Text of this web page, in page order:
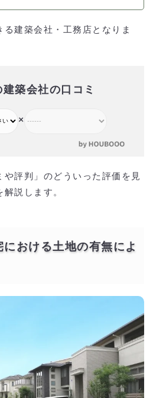
る建築会社・工務店となりま
築会社の口コミ
×
や評判」のどういった評価を見
説します。
おける土地の有無によ